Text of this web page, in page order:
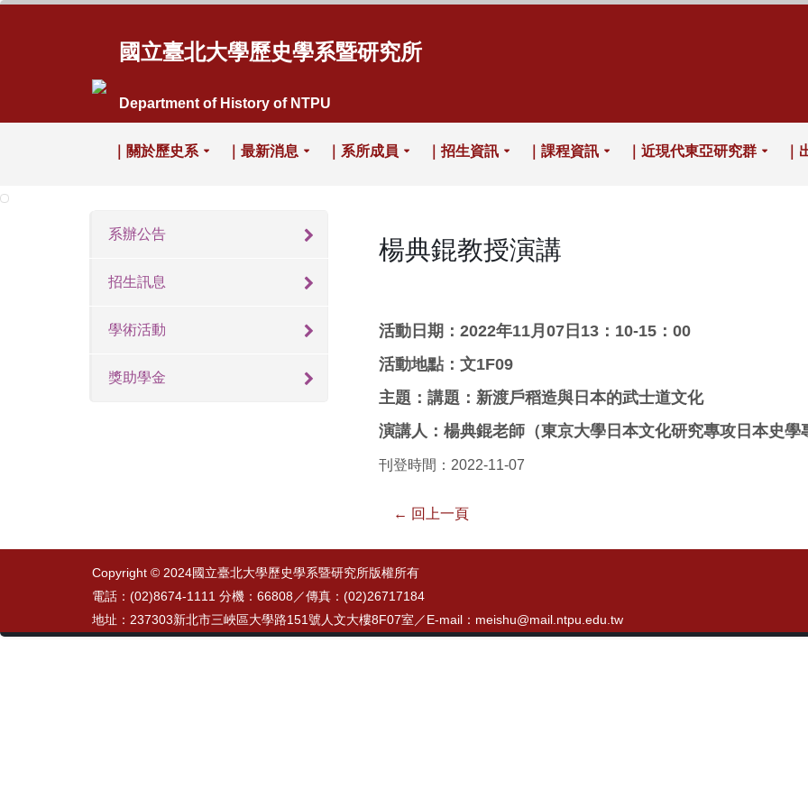
國立臺北大學歷史學系暨研究所
Department of History of NTPU
｜關於歷史系 ｜最新消息 ｜系所成員 ｜招生資訊 ｜課程資訊 ｜近現代東亞研究群 ｜
系辦公告
招生訊息
學術活動
獎助學金
楊典錕教授演講
活動日期：2022年11月07日13：10-15：00
活動地點：文1F09
主題：講題：新渡戶稻造與日本的武士道文化
演講人：楊典錕老師（東京大學日本文化研究專攻日本史學
刊登時間：2022-11-07
← 回上一頁
Copyright © 2024國立臺北大學歷史學系暨研究所版權所有
電話：(02)8674-1111 分機：66808／傳真：(02)26717184
地址：237303新北市三峽區大學路151號人文大樓8F07室／E-mail：meishu@mail.ntpu.edu.tw